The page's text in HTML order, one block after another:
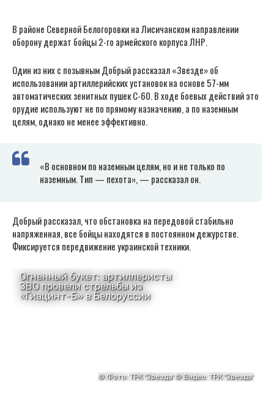
В районе Северной Белогоровки на Лисичанском направлении
оборону держат бойцы 2-го армейского корпуса ЛНР.
Один из них с позывным Добрый рассказал «Звезде» об
использовании артиллерийских установок на основе 57-мм
автоматических зенитных пушек С-60. В ходе боевых действий это
орудие используют не по прямому назначению, а по наземным
целям, однако не менее эффективно.
«В основном по наземным целям, но и не только по
наземным. Тип — пехота», — рассказал он.
Добрый рассказал, что обстановка на передовой стабильно
напряженная, все бойцы находятся в постоянном дежурстве.
Фиксируется передвижение украинской техники.